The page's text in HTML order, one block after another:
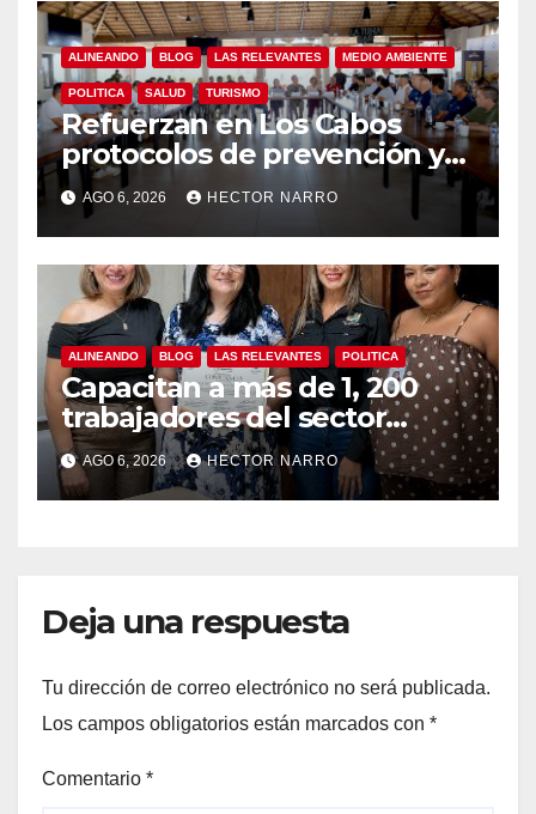
ALINEANDO BLOG LAS RELEVANTES MEDIO AMBIENTE
POLITICA SALUD TURISMO
Refuerzan en Los Cabos
protocolos de prevención y
rescate en playas ante oleaje
y temporada de ciclones
AGO 6, 2026 HECTOR NARRO
ALINEANDO BLOG LAS RELEVANTES POLITICA
Capacitan a más de 1, 200
trabajadores del sector
hotelero en derechos
humanos y respeto laboral
en Los Cabos
AGO 6, 2026 HECTOR NARRO
Deja una respuesta
Tu dirección de correo electrónico no será publicada.
Los campos obligatorios están marcados con *
Comentario *